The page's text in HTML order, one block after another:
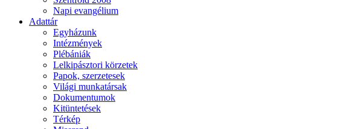
Napi evangélium
Adattár
Egyházunk
Intézmények
Plébániák
Lelkipásztori körzetek
Papok, szerzetesek
Világi munkatársak
Dokumentumok
Kitüntetések
Térkép